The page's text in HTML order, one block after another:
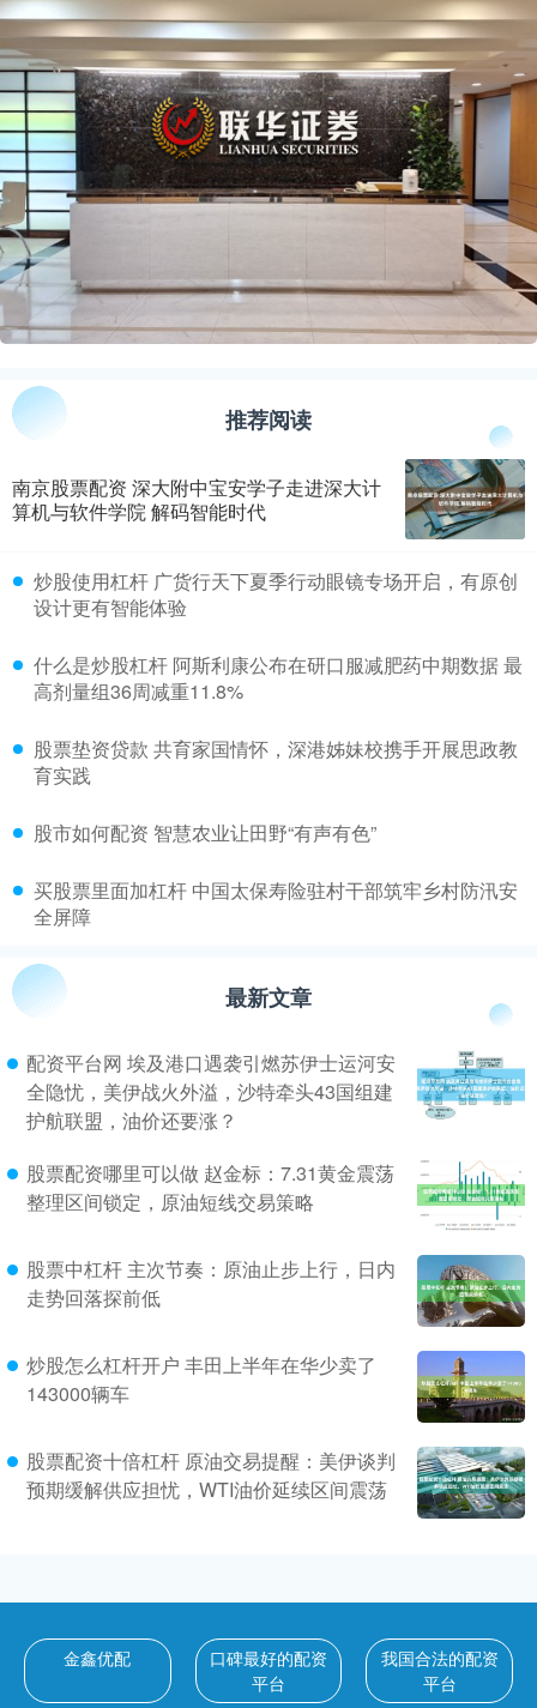
推荐阅读
南京股票配资 深大附中宝安学子走进深大计
算机与软件学院 解码智能时代
​炒股使用杠杆 广货行天下夏季行动眼镜专场开启，有原创
设计更有智能体验
​什么是炒股杠杆 阿斯利康公布在研口服减肥药中期数据 最
高剂量组36周减重11.8%
​股票垫资贷款 共育家国情怀，深港姊妹校携手开展思政教
育实践
​股市如何配资 智慧农业让田野“有声有色”
​买股票里面加杠杆 中国太保寿险驻村干部筑牢乡村防汛安
全屏障
最新文章
配资平台网 埃及港口遇袭引燃苏伊士运河安
全隐忧，美伊战火外溢，沙特牵头43国组建
护航联盟，油价还要涨？
股票配资哪里可以做 赵金标：7.31黄金震荡
整理区间锁定，原油短线交易策略
股票中杠杆 主次节奏：原油止步上行，日内
走势回落探前低
炒股怎么杠杆开户 丰田上半年在华少卖了
143000辆车
股票配资十倍杠杆 原油交易提醒：美伊谈判
预期缓解供应担忧，WTI油价延续区间震荡
金鑫优配
口碑最好的配资
平台
我国合法的配资
平台